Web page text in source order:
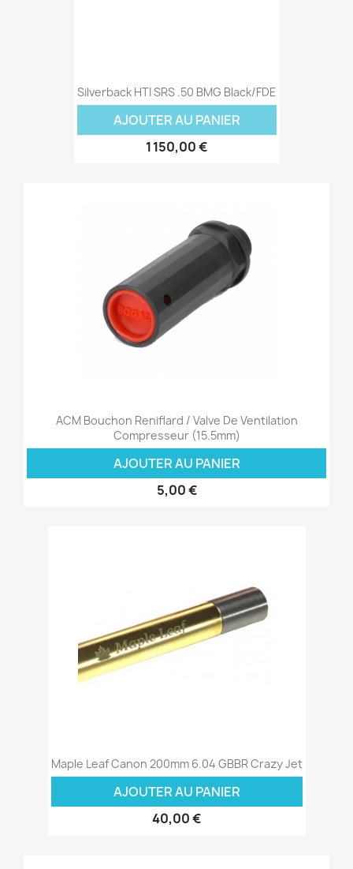
Silverback HTI SRS .50 BMG Black/FDE
AJOUTER AU PANIER
1 150,00 €
ACM Bouchon Reniflard / Valve De Ventilation
Compresseur (15.5mm)
AJOUTER AU PANIER
5,00 €
Maple Leaf Canon 200mm 6.04 GBBR Crazy Jet
AJOUTER AU PANIER
40,00 €